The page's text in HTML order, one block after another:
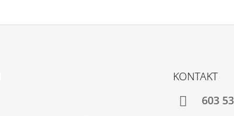
KONTAKT
603